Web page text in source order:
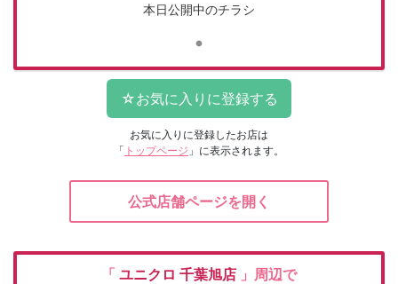
本日公開中のチラシ
お気に入りに登録したお店は
「 トップページ 」に表示されます。
公式店舗ページを開く
「 ユニクロ 千葉旭店 」周辺で